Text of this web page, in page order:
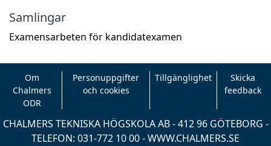
Samlingar
Examensarbeten för kandidatexamen
Om
Chalmers
ODR
Personuppgifter
och cookies
Tillgänglighet
Skicka
feedback
CHALMERS TEKNISKA HÖGSKOLA AB - 412 96 GÖTEBORG -
TELEFON: 031-772 10 00 -WWW.CHALMERS.SE